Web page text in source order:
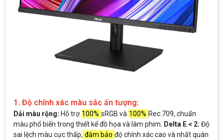
1. Độ chính xác màu sắc ấn tượng:
Dải màu rộng: Hỗ trợ 100% sRGB và 100% Rec.709, chuẩn
màu phổ biến trong thiết kế đồ họa và làm phim. Delta E < 2: Độ
sai lệch màu cực thấp, đảm bảo độ chính xác cao và nhất quán